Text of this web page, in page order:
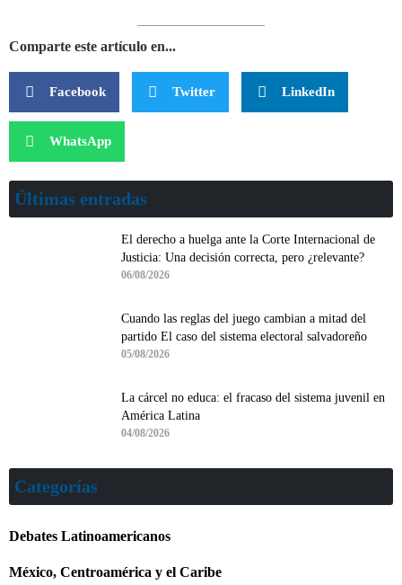
Comparte este artículo en...
Facebook Twitter LinkedIn
WhatsApp
Últimas entradas
El derecho a huelga ante la Corte Internacional de
Justicia: Una decisión correcta, pero ¿relevante?
06/08/2026
Cuando las reglas del juego cambian a mitad del
partido El caso del sistema electoral salvadoreño
05/08/2026
La cárcel no educa: el fracaso del sistema juvenil en
América Latina
04/08/2026
Categorías
Debates Latinoamericanos
México, Centroamérica y el Caribe